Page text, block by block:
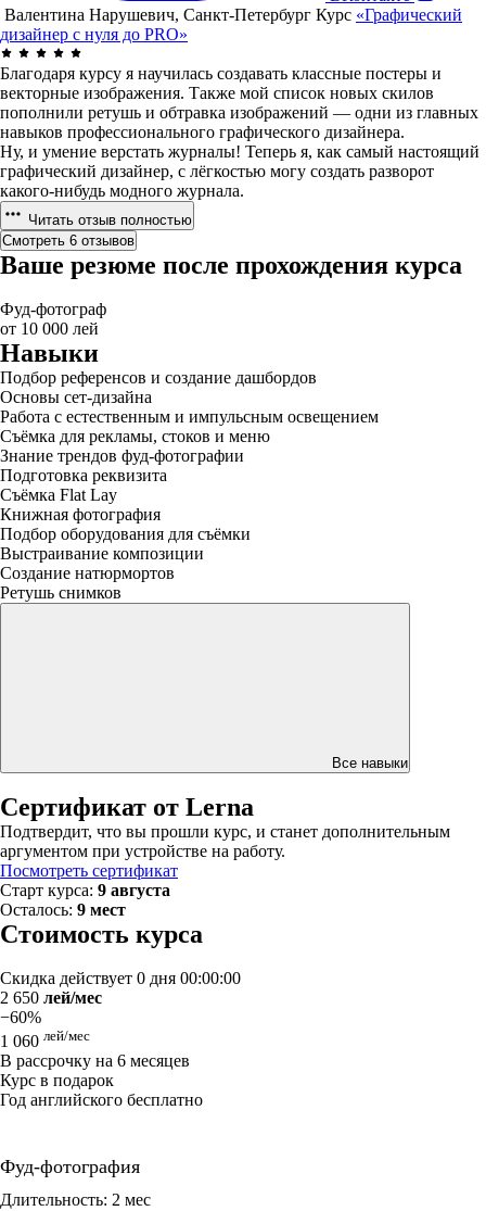
Валентина Нарушевич, Санкт-Петербург Курс «Графический
дизайнер с нуля до PRO»
Благодаря курсу я научилась создавать классные постеры и
векторные изображения. Также мой список новых скилов
пополнили ретушь и обтравка изображений — одни из главных
навыков профессионального графического дизайнера.
Ну, и умение верстать журналы! Теперь я, как самый настоящий
графический дизайнер, с лёгкостью могу создать разворот
какого-нибудь модного журнала.
Читать отзыв полностью
Смотреть 6 отзывов
Ваше резюме после прохождения курса
Фуд-фотограф
от 10 000 лей
Навыки
Подбор референсов и создание дашбордов
Основы сет-дизайна
Работа с естественным и импульсным освещением
Съёмка для рекламы, стоков и меню
Знание трендов фуд-фотографии
Подготовка реквизита
Съёмка Flat Lay
Книжная фотография
Подбор оборудования для съёмки
Выстраивание композиции
Создание натюрмортов
Ретушь снимков
Все навыки
Сертификат от Lerna
Подтвердит, что вы прошли курс, и станет дополнительным
аргументом при устройстве на работу.
Посмотреть сертификат
Старт курса: 9 августа
Осталось: 9 мест
Стоимость курса
Скидка действует 0 дня 00:00:00
2 650 лей/мес
−60%
1 060 лей/мес
В рассрочку на 6 месяцев
Курс в подарок
Год английского бесплатно
Фуд-фотография
Длительность: 2 мес